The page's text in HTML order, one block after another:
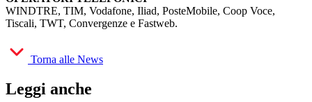
WINDTRE, TIM, Vodafone, Iliad, PosteMobile, Coop Voce,
Tiscali, TWT, Convergenze e Fastweb.
Torna alle News
Leggi anche